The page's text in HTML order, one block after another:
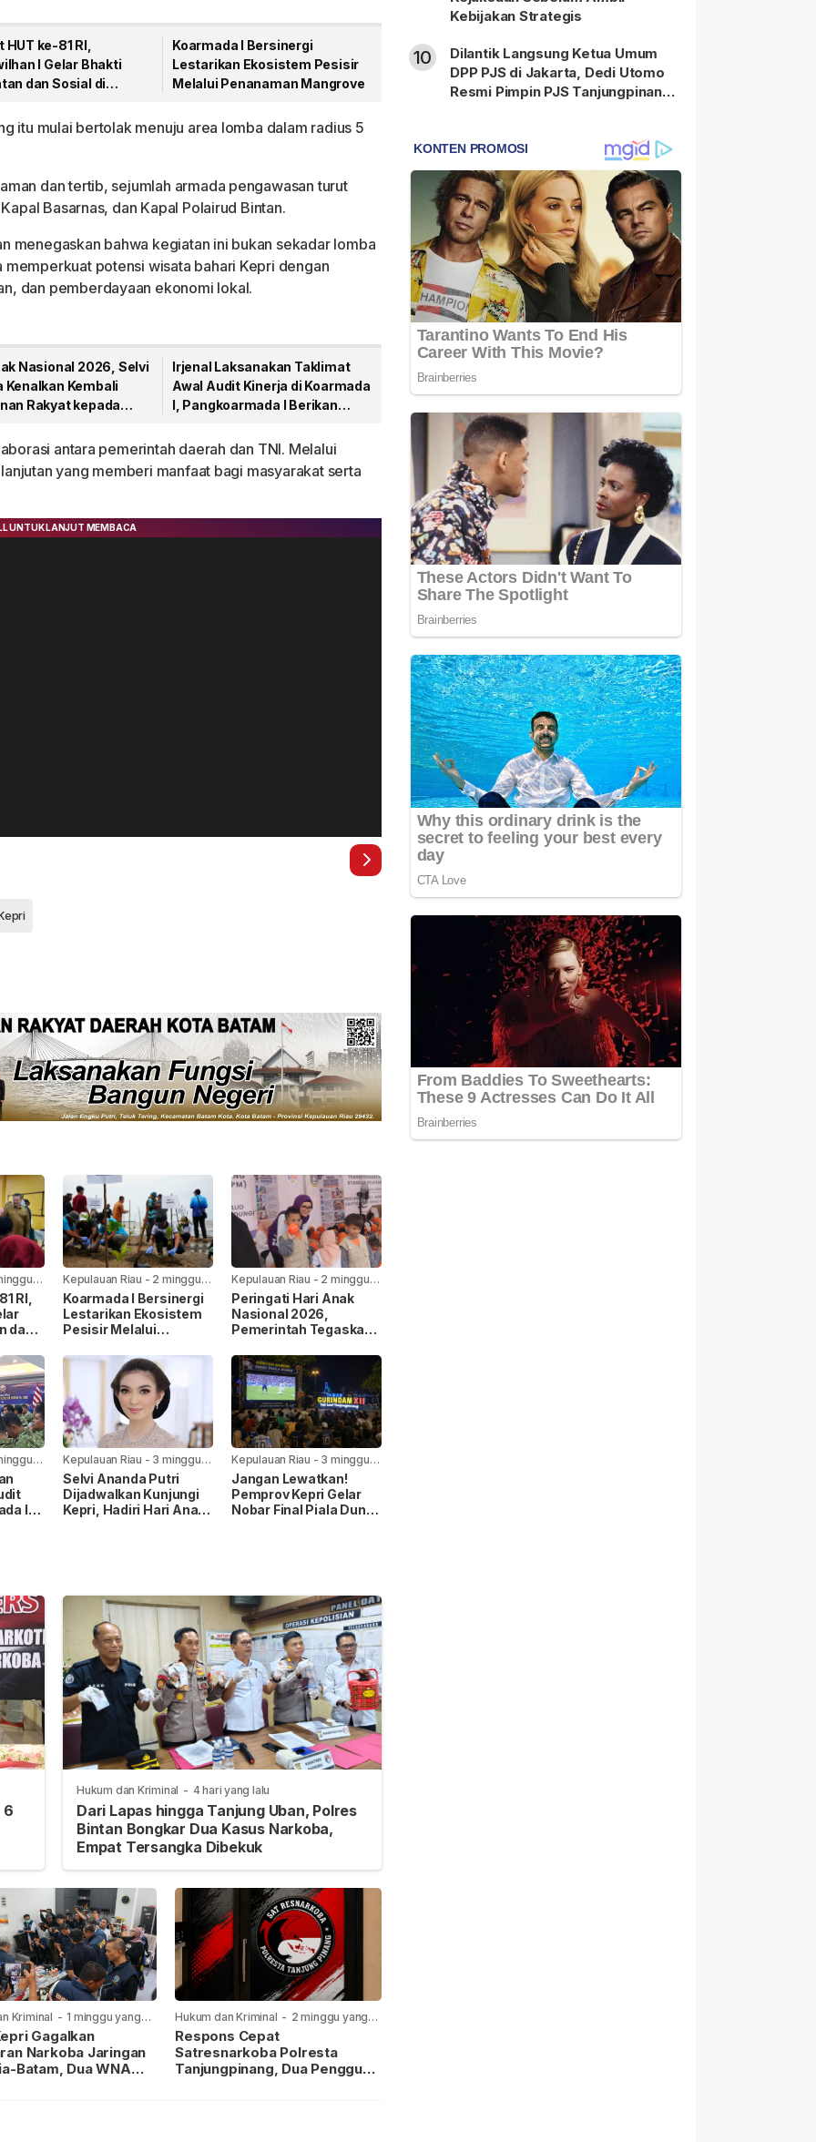
ke-81 RI,
I Gelar Bhakti
dan Sosial di
Koarmada I Bersinergi
Lestarikan Ekosistem Pesisir
Melalui Penanaman Mangrove
itu mulai bertolak menuju area lomba dalam radius 5
dan tertib, sejumlah armada pengawasan turut
Basarnas, dan Kapal Polairud Bintan.
menegaskan bahwa kegiatan ini bukan sekadar lomba
potensi wisata bahari Kepri dengan
dan pemberdayaan ekonomi lokal.
Nasional 2026, Selvi
Kenalkan Kembali
Rakyat kepada
Irjenal Laksanakan Taklimat
Awal Audit Kinerja di Koarmada
I, Pangkoarmada I Berikan
antara pemerintah daerah dan TNI. Melalui
yang memberi manfaat bagi masyarakat serta
RI,
dan
Kepulauan Riau - 2 minggu
yang lalu
Koarmada I Bersinergi
Lestarikan Ekosistem
Pesisir Melalui
Kepulauan Riau - 2 minggu
yang lalu
Peringati Hari Anak
Nasional 2026,
Pemerintah Tegaskan
Anak
I,
Kepulauan Riau - 3 minggu
yang lalu
Selvi Ananda Putri
Dijadwalkan Kunjungi
Kepri, Hadiri Hari Anak
Kepulauan Riau - 3 minggu
yang lalu
Jangan Lewatkan!
Pemprov Kepri Gelar
Nobar Final Piala Dunia
6
Hukum dan Kriminal - 4 hari yang lalu
Dari Lapas hingga Tanjung Uban, Polres
Bintan Bongkar Dua Kasus Narkoba,
Empat Tersangka Dibekuk
Kriminal - 1 minggu yang
Gagalkan
Narkoba Jaringan
Batam, Dua WNA
Hukum dan Kriminal - 2 minggu yang
lalu
Respons Cepat
Satresnarkoba Polresta
Tanjungpinang, Dua Pengguna
Kebijakan Strategis
10
Dilantik Langsung Ketua Umum
DPP PJS di Jakarta, Dedi Utomo
Resmi Pimpin PJS Tanjungpinang-